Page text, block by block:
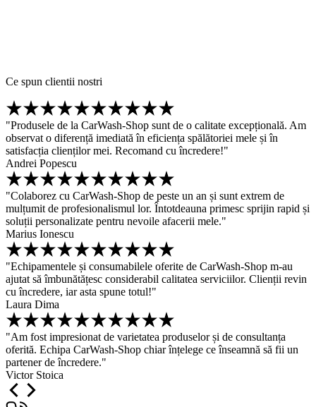
Ce spun clientii nostri
"Produsele de la CarWash-Shop sunt de o calitate excepțională. Am
observat o diferență imediată în eficiența spălătoriei mele și în
satisfacția clienților mei. Recomand cu încredere!"
Andrei Popescu
"Colaborez cu CarWash-Shop de peste un an și sunt extrem de
mulțumit de profesionalismul lor. Întotdeauna primesc sprijin rapid și
soluții personalizate pentru nevoile afacerii mele."
Marius Ionescu
"Echipamentele și consumabilele oferite de CarWash-Shop m-au
ajutat să îmbunătățesc considerabil calitatea serviciilor. Clienții revin
cu încredere, iar asta spune totul!"
Laura Dima
"Am fost impresionat de varietatea produselor și de consultanța
oferită. Echipa CarWash-Shop chiar înțelege ce înseamnă să fii un
partener de încredere."
Victor Stoica